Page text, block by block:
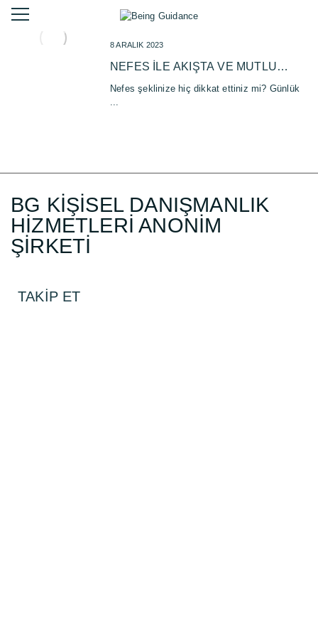
8 ARALIK 2023
NEFES ILE AKIŞTA VE MUTLU
OLMAK
Nefes şeklinize hiç dikkat ettiniz mi? Günlük
...
BG KİŞİSEL DANIŞMANLIK
HİZMETLERİ ANONİM
ŞİRKETİ
TAKİP ET